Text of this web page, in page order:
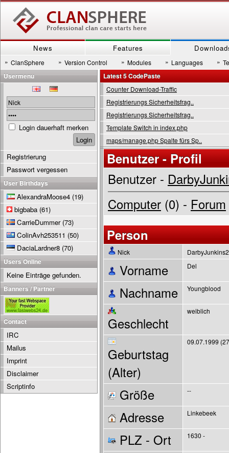
News Features
» ClanSphere » Version Control » Modules » Languages »
Latest 5 CodePaste
Counter Download-Traffic
Registrierungs Sicherheitsfrag..
Registrierungs Sicherheitsfrag..
Template Switch in index.php
maps/manage.php Spalte fürs Sp..
Benutzer - Profil
Benutzer -
Computer (0) - Forum
Person
Nick
Vorname Del
Nachname Youngblood
Geschlecht
weiblich
Geburtstag
(Alter)
09.07.1999
Größe --
Adresse Linkebeek
PLZ - Ort 1630 -
Usermenu
Login dauerhaft merken
Registrierung
Passwort vergessen
User Birthdays
AlexandraMoose4 (19)
bigbaba (61)
CarrieDummer(73)
ColinAvh253511 (50)
DaciaLardner8 (70)
Users Online
Keine Einträge gefunden.
Banners / Partner
Contact
IRC
Mailus
Imprint
Disclaimer
Scriptinfo